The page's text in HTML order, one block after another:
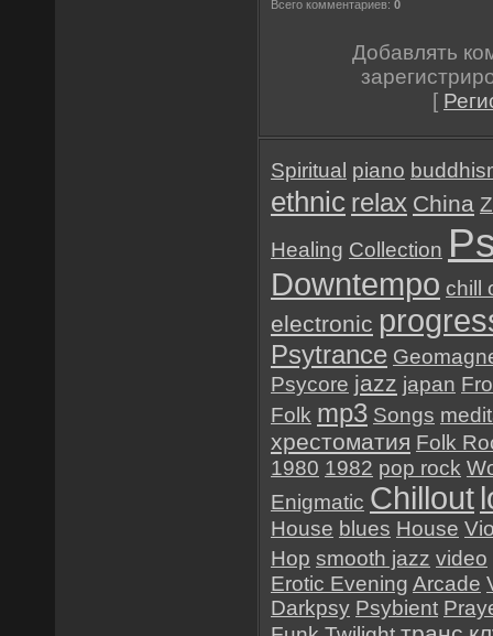
Всего комментариев: 0
Добавлять
[
Spiritual piano
ethnic relax China
Healing Collection
Downtempo chill
electronic
Psytrance
Psycore jazz japan
Folk mp3 Songs
хрестоматия Folk
1980 1982 pop rock
Enigmatic Chillout
House blues House
Hop smooth jazz video
Erotic Evening Arcade
Darkpsy Psybient